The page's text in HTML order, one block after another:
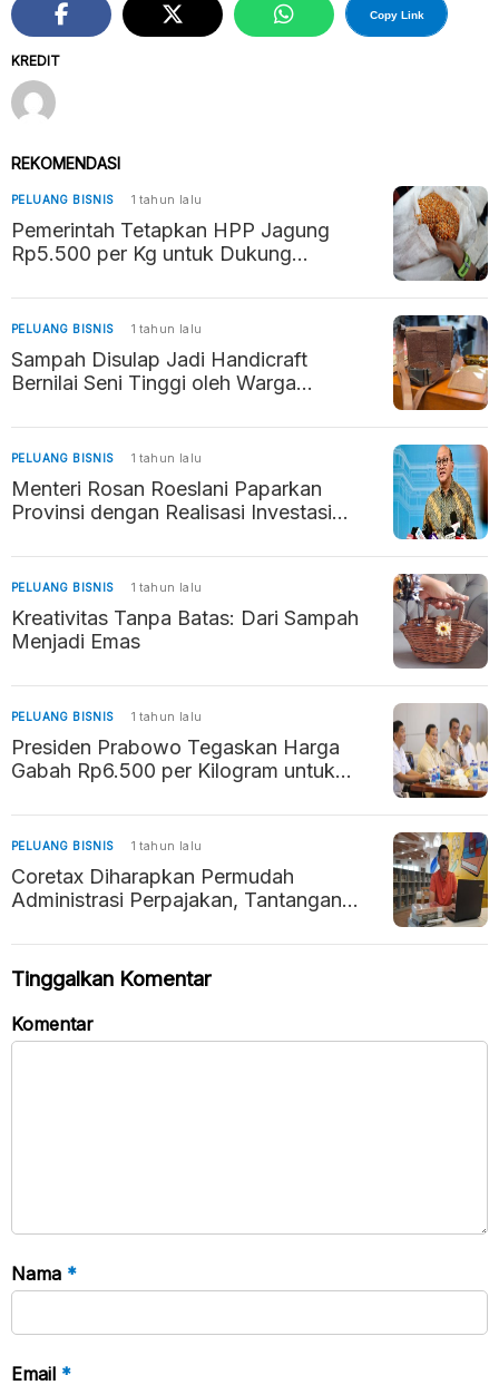
KREDIT
Copy Link
REKOMENDASI
PELUANG BISNIS 1 tahun lalu
Pemerintah Tetapkan HPP Jagung
Rp5.500 per Kg untuk Dukung
Pangan
PELUANG BISNIS 1 tahun lalu
Sampah Disulap Jadi Handicraft
Bernilai Seni Tinggi oleh Warga
PELUANG BISNIS 1 tahun lalu
Menteri Rosan Roeslani Paparkan
Provinsi dengan Realisasi Investasi
PELUANG BISNIS 1 tahun lalu
Kreativitas Tanpa Batas: Dari Sampah
Menjadi Emas
PELUANG BISNIS 1 tahun lalu
Presiden Prabowo Tegaskan Harga
Gabah Rp6.500 per Kilogram untuk
PELUANG BISNIS 1 tahun lalu
Coretax Diharapkan Permudah
Administrasi Perpajakan, Tantangan
Tinggalkan Komentar
Komentar
Nama *
Email *